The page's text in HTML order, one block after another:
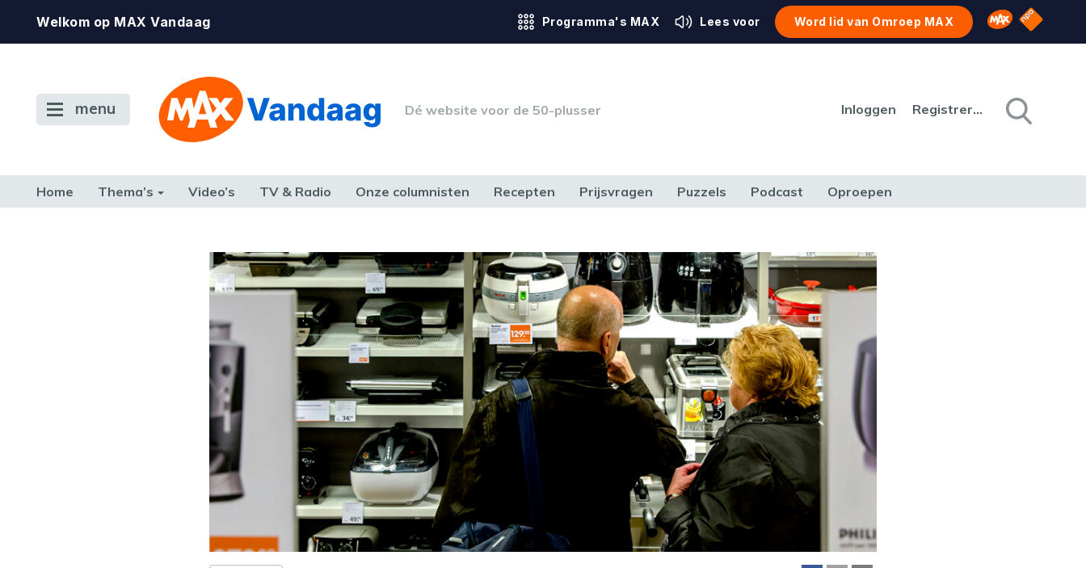
Welkom op MAX Vandaag Programma's MAX Lees voor Word lid van Omroep MAX Omroep MAX
NPO
menu Dé website voor de 50-plusser Inloggen Registreren
Home Thema’s Video’s TV & Radio Onze columnisten Recepten Prijsvragen Puzzels Podcast Oproepen